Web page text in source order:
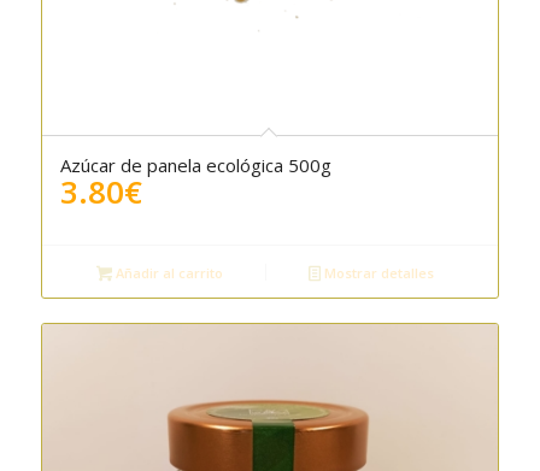
Azúcar de panela ecológica 500g
3.80€
Añadir al carrito Mostrar detalles